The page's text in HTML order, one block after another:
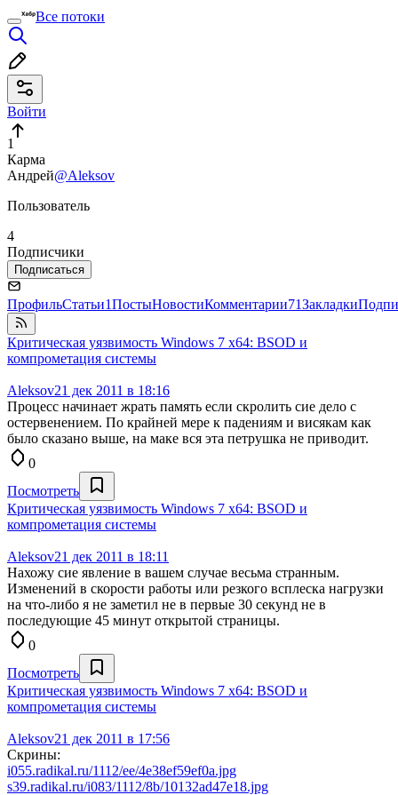
Все потоки
Войти
1
Карма
Андрей@Aleksov
Пользователь
4
Подписчики
Подписаться
ПрофильСтатьи1ПостыНовостиКомментарии71Закладки
Критическая уязвимость Windows 7 x64: BSOD и
компрометация системы
Aleksov21 дек 2011 в 18:16
Процесс начинает жрать память если скролить сие дело с
остервенением. По крайней мере к падениям и висякам как
было сказано выше, на маке вся эта петрушка не приводит.
0
Посмотреть
Критическая уязвимость Windows 7 x64: BSOD и
компрометация системы
Aleksov21 дек 2011 в 18:11
Нахожу сие явление в вашем случае весьма странным.
Изменений в скорости работы или резкого всплеска нагрузки
на что-либо я не заметил не в первые 30 секунд не в
последующие 45 минут открытой страницы.
0
Посмотреть
Критическая уязвимость Windows 7 x64: BSOD и
компрометация системы
Aleksov21 дек 2011 в 17:56
Скрины:
i055.radikal.ru/1112/ee/4e38ef59ef0a.jpg
s39.radikal.ru/i083/1112/8b/10132ad47e18.jpg